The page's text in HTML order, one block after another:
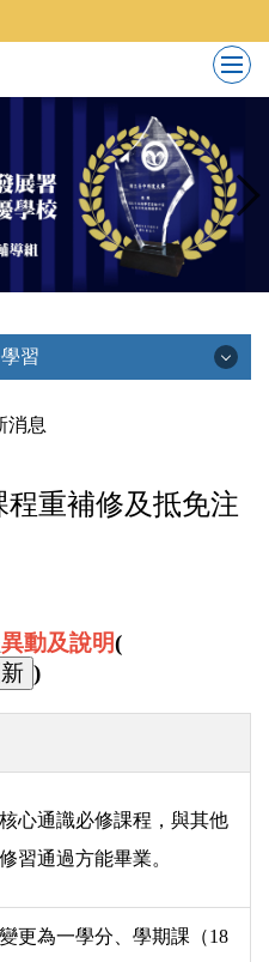
習
課程內容
消息
程重補修及抵免注
異動及說明(
)
心通識必修課程，與其他
習通過方能畢業。
更為一學分、學期課（18